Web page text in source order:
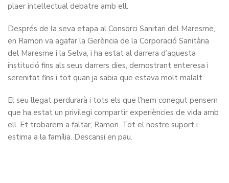
plaer intel·lectual debatre amb ell.
Després de la seva etapa al Consorci Sanitari del Maresme,
en Ramon va agafar la Gerència de la Corporació Sanitària
del Maresme i la Selva, i ha estat al darrera d’aquesta
institució fins als seus darrers dies, demostrant enteresa i
serenitat fins i tot quan ja sabia que estava molt malalt.
El seu llegat perdurarà i tots els que l’hem conegut pensem
que ha estat un privilegi compartir experiències de vida amb
ell. Et trobarem a faltar, Ramon. Tot el nostre suport i
estima a la família. Descansi en pau.